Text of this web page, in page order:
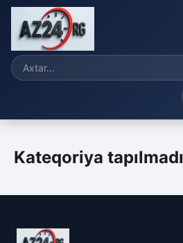
Kateqoriya